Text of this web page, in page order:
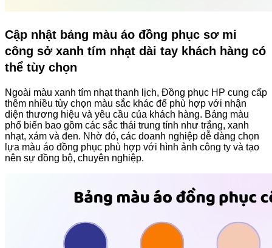
Cập nhật bảng màu áo đồng phục sơ mi
công sở xanh tím nhạt dài tay khách hàng có
thể tùy chọn
Ngoài màu xanh tím nhạt thanh lịch, Đồng phục HP cung cấp
thêm nhiều tùy chọn màu sắc khác để phù hợp với nhận
diện thương hiệu và yêu cầu của khách hàng. Bảng màu
phổ biến bao gồm các sắc thái trung tính như trắng, xanh
nhạt, xám và đen. Nhờ đó, các doanh nghiệp dễ dàng chọn
lựa màu áo đồng phục phù hợp với hình ảnh công ty và tạo
nên sự đồng bộ, chuyên nghiệp.